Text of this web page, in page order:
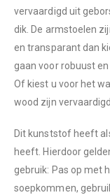
vervaardigd uit
dik. De armstoelen
en transparant dan
gaan voor robuust
Of kiest u voor het
wood zijn
Dit kunststof heeft
heeft. Hierdoor
gebruik: Pas op met
soepkommen,